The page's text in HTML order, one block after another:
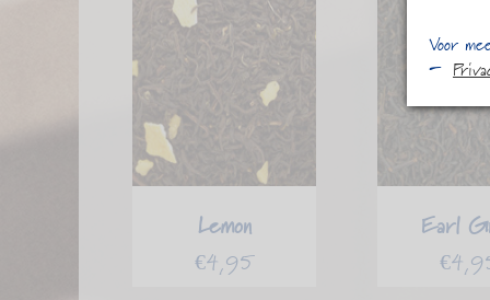
Lemon
€4,95
Earl
€
Voor